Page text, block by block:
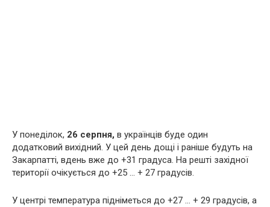
У понеділок, 26 серпня, в українців буде один
додатковий вихідний. У цей день дощі і раніше будуть на
Закарпатті, вдень вже до +31 градуса. На решті західної
території очікується до +25 … + 27 градусів.
У центрі температура підніметься до +27 … + 29 градусів, а